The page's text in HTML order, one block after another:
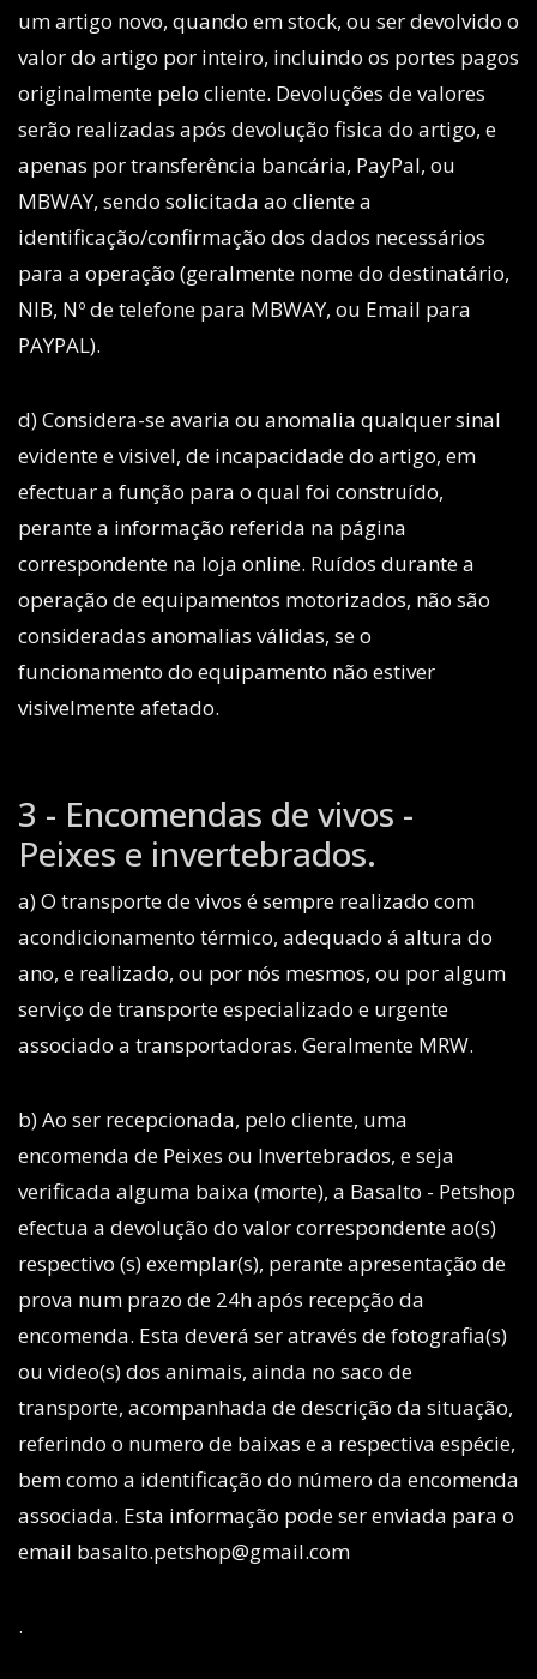
um artigo novo, quando em stock, ou ser devolvido o
valor do artigo por inteiro, incluindo os portes pagos
originalmente pelo cliente. Devoluções de valores
serão realizadas após devolução fisica do artigo, e
apenas por transferência bancária, PayPal, ou
MBWAY, sendo solicitada ao cliente a
identificação/confirmação dos dados necessários
para a operação (geralmente nome do destinatário,
NIB, Nº de telefone para MBWAY, ou Email para
PAYPAL).
d) Considera-se avaria ou anomalia qualquer sinal
evidente e visivel, de incapacidade do artigo, em
efectuar a função para o qual foi construído,
perante a informação referida na página
correspondente na loja online. Ruídos durante a
operação de equipamentos motorizados, não são
consideradas anomalias válidas, se o
funcionamento do equipamento não estiver
visivelmente afetado.
3 - Encomendas de vivos -
Peixes e invertebrados.
a) O transporte de vivos é sempre realizado com
acondicionamento térmico, adequado á altura do
ano, e realizado, ou por nós mesmos, ou por algum
serviço de transporte especializado e urgente
associado a transportadoras. Geralmente MRW.
b) Ao ser recepcionada, pelo cliente, uma
encomenda de Peixes ou Invertebrados, e seja
verificada alguma baixa (morte), a Basalto - Petshop
efectua a devolução do valor correspondente ao(s)
respectivo (s) exemplar(s), perante apresentação de
prova num prazo de 24h após recepção da
encomenda. Esta deverá ser através de fotografia(s)
ou video(s) dos animais, ainda no saco de
transporte, acompanhada de descrição da situação,
referindo o numero de baixas e a respectiva espécie,
bem como a identificação do número da encomenda
associada. Esta informação pode ser enviada para o
email basalto.petshop@gmail.com
.